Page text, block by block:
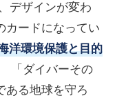
デザインが変わ
カードになってい
洋環境保護と目的
「ダイバーその
ある地球を守ろ